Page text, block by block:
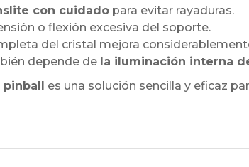
con cuidadopara evitar rayaduras.
o flexión excesiva del soporte.
del cristal mejora
depende de la iluminación interna
pinball es una solución sencilla y eficaz